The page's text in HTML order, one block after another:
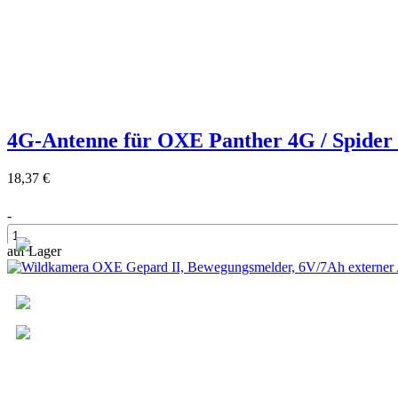
4G-Antenne für OXE Panther 4G / Spider
18,37 €
-
+
auf Lager